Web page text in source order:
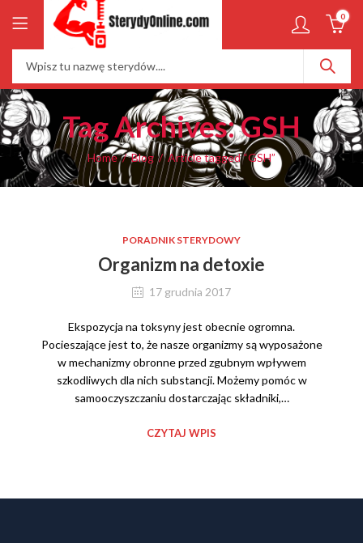
0
Tag Archives: GSH
Home Blog Article tagged “GSH”
PORADNIK STERYDOWY
Organizm na detoxie
17 grudnia 2017
Ekspozycja na toksyny jest obecnie ogromna.
Pocieszające jest to, że nasze organizmy są wyposażone
w mechanizmy obronne przed zgubnym wpływem
szkodliwych dla nich substancji. Możemy pomóc w
samooczyszczaniu dostarczając składniki,…
CZYTAJ WPIS